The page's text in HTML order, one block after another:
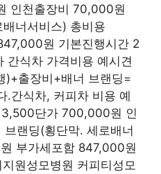
인천출장비 70,000원
너서비스) 총비용
원 기본진행시간 2
간식차 가격비용 예시견
)+출장비+배너 브랜딩=
.간식차, 커피차 비용 예
단가 700,000원 인
랜딩(횡단막. 세로배너
부가세포함 847,000원
원성모병원 커피티성모